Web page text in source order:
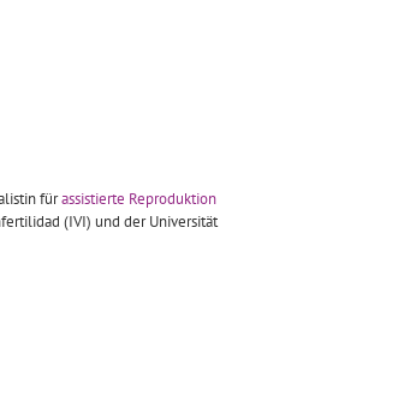
fürassistierte Reproduktion
(IVI) und der Universität